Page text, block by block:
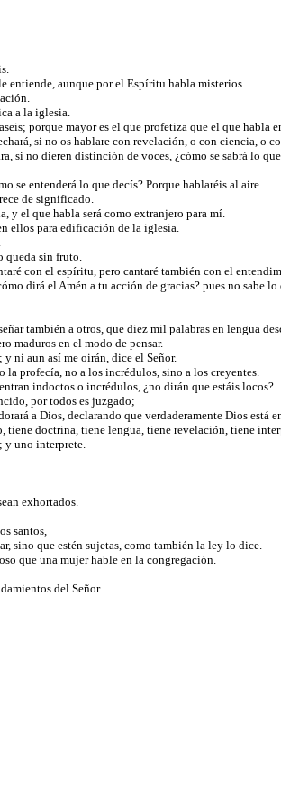
entiende, aunque por el Espíritu habla misterios.
a la iglesia.
porque mayor es el que profetiza que el que
si no os hablare con revelación, o con ciencia, o
si no dieren distinción de voces, ¿cómo se sabrá lo
se entenderá lo que decís? Porque hablaréis al aire.
de significado.
y el que habla será como extranjero para mí.
ellos para edificación de la iglesia.
queda sin fruto.
con el espíritu, pero cantaré también con el
dirá el Amén a tu acción de gracias? pues no sabe lo
también a otros, que diez mil palabras en lengua
maduros en el modo de pensar.
ni aun así me oirán, dice el Señor.
la profecía, no a los incrédulos, sino a los creyentes.
indoctos o incrédulos, ¿no dirán que estáis locos?
por todos es juzgado;
a Dios, declarando que verdaderamente Dios está
tiene doctrina, tiene lengua, tiene revelación, tiene
y uno interprete.
exhortados.
santos,
sino que estén sujetas, como también la ley lo dice.
que una mujer hable en la congregación.
del Señor.